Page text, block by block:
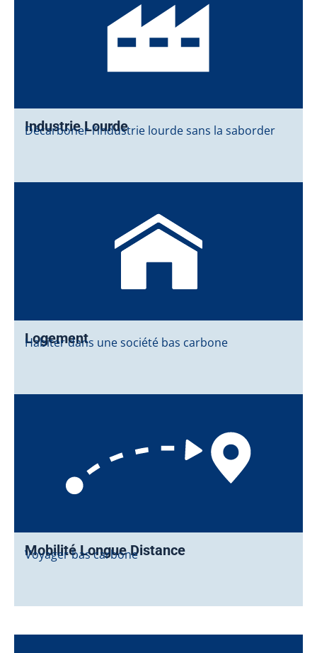
Industrie Lourde
Décarboner l’industrie lourde sans la saborder
Logement
Habiter dans une société bas carbone
Mobilité Longue Distance
Voyager bas carbone